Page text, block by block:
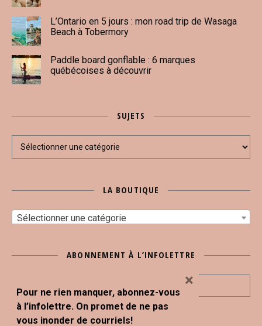
L’Ontario en 5 jours : mon road trip de Wasaga
Beach à Tobermory
Paddle board gonflable : 6 marques
québécoises à découvrir
SUJETS
Sujets
LA BOUTIQUE
Sélectionner une catégorie
ABONNEMENT À L’INFOLETTRE
Pour ne rien manquer, abonnez-vous
à l’infolettre. On promet de ne pas
vous inonder de courriels!
×